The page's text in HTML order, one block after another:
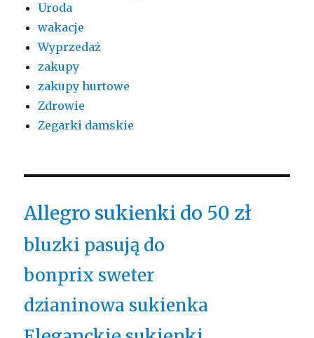
Uroda
wakacje
Wyprzedaż
zakupy
zakupy hurtowe
Zdrowie
Zegarki damskie
Allegro sukienki do 50 zł
bluzki pasują do
bonprix sweter
dzianinowa sukienka